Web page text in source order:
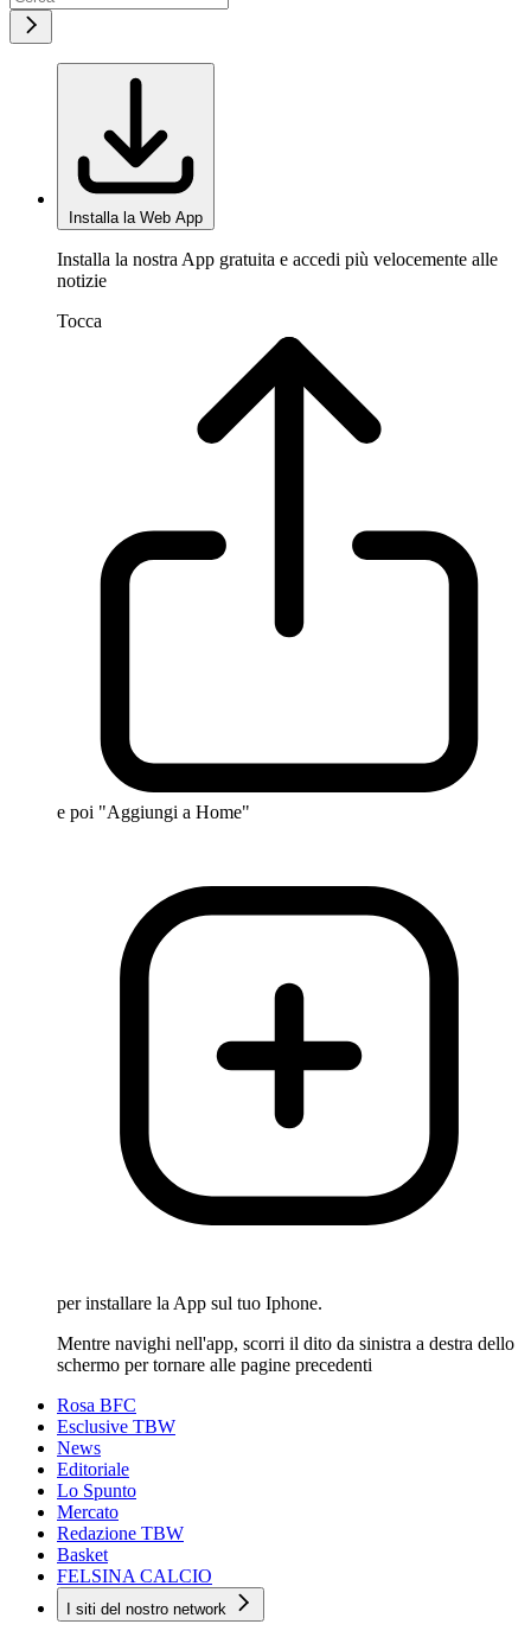
Installa la Web App
Installa la nostra App gratuita e accedi più velocemente alle
notizie
Tocca
e poi "Aggiungi a Home"
per installare la App sul tuo Iphone.
Mentre navighi nell'app, scorri il dito da sinistra a destra dello
schermo per tornare alle pagine precedenti
Rosa BFC
Esclusive TBW
News
Editoriale
Lo Spunto
Mercato
Redazione TBW
Basket
FELSINA CALCIO
I siti del nostro network